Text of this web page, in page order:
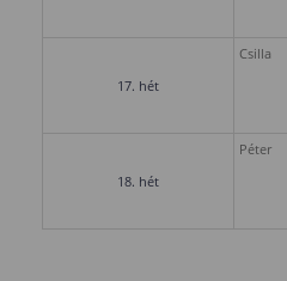
17. hét
Csilla
18. hét
Péter